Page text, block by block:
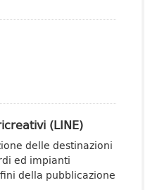
(LINE)
delle destinazioni
ed impianti
della pubblicazione